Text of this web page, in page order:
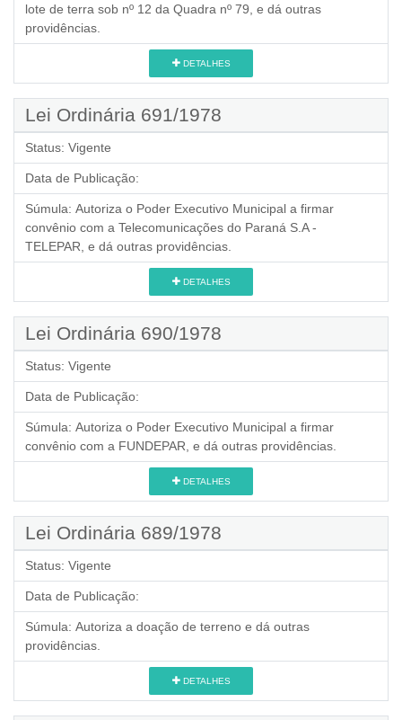
lote de terra sob nº 12 da Quadra nº 79, e dá outras
providências.
DETALHES
Lei Ordinária 691/1978
Status: Vigente
Data de Publicação:
Súmula: Autoriza o Poder Executivo Municipal a firmar
convênio com a Telecomunicações do Paraná S.A -
TELEPAR, e dá outras providências.
DETALHES
Lei Ordinária 690/1978
Status: Vigente
Data de Publicação:
Súmula: Autoriza o Poder Executivo Municipal a firmar
convênio com a FUNDEPAR, e dá outras providências.
DETALHES
Lei Ordinária 689/1978
Status: Vigente
Data de Publicação:
Súmula: Autoriza a doação de terreno e dá outras
providências.
DETALHES